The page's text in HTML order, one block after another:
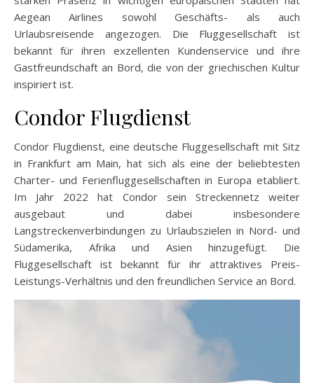
Aegean Airlines sowohl Geschäfts- als auch
Urlaubsreisende angezogen. Die Fluggesellschaft ist
bekannt für ihren exzellenten Kundenservice und ihre
Gastfreundschaft an Bord, die von der griechischen Kultur
inspiriert ist.
Condor Flugdienst
Condor Flugdienst, eine deutsche Fluggesellschaft mit Sitz
in Frankfurt am Main, hat sich als eine der beliebtesten
Charter- und Ferienfluggesellschaften in Europa etabliert.
Im Jahr 2022 hat Condor sein Streckennetz weiter
ausgebaut und dabei insbesondere
Langstreckenverbindungen zu Urlaubszielen in Nord- und
Südamerika, Afrika und Asien hinzugefügt. Die
Fluggesellschaft ist bekannt für ihr attraktives Preis-
Leistungs-Verhältnis und den freundlichen Service an Bord.